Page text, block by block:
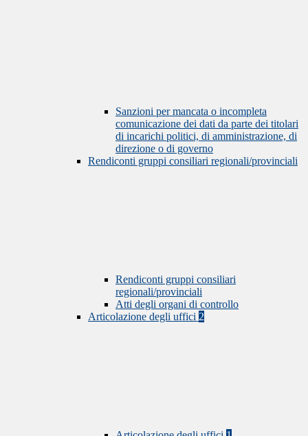
Sanzioni per mancata o incompleta
comunicazione dei dati da parte dei titolari
di incarichi politici, di amministrazione, di
direzione o di governo
Rendiconti gruppi consiliari regionali/provinciali
Rendiconti gruppi consiliari
regionali/provinciali
Atti degli organi di controllo
Articolazione degli uffici 2